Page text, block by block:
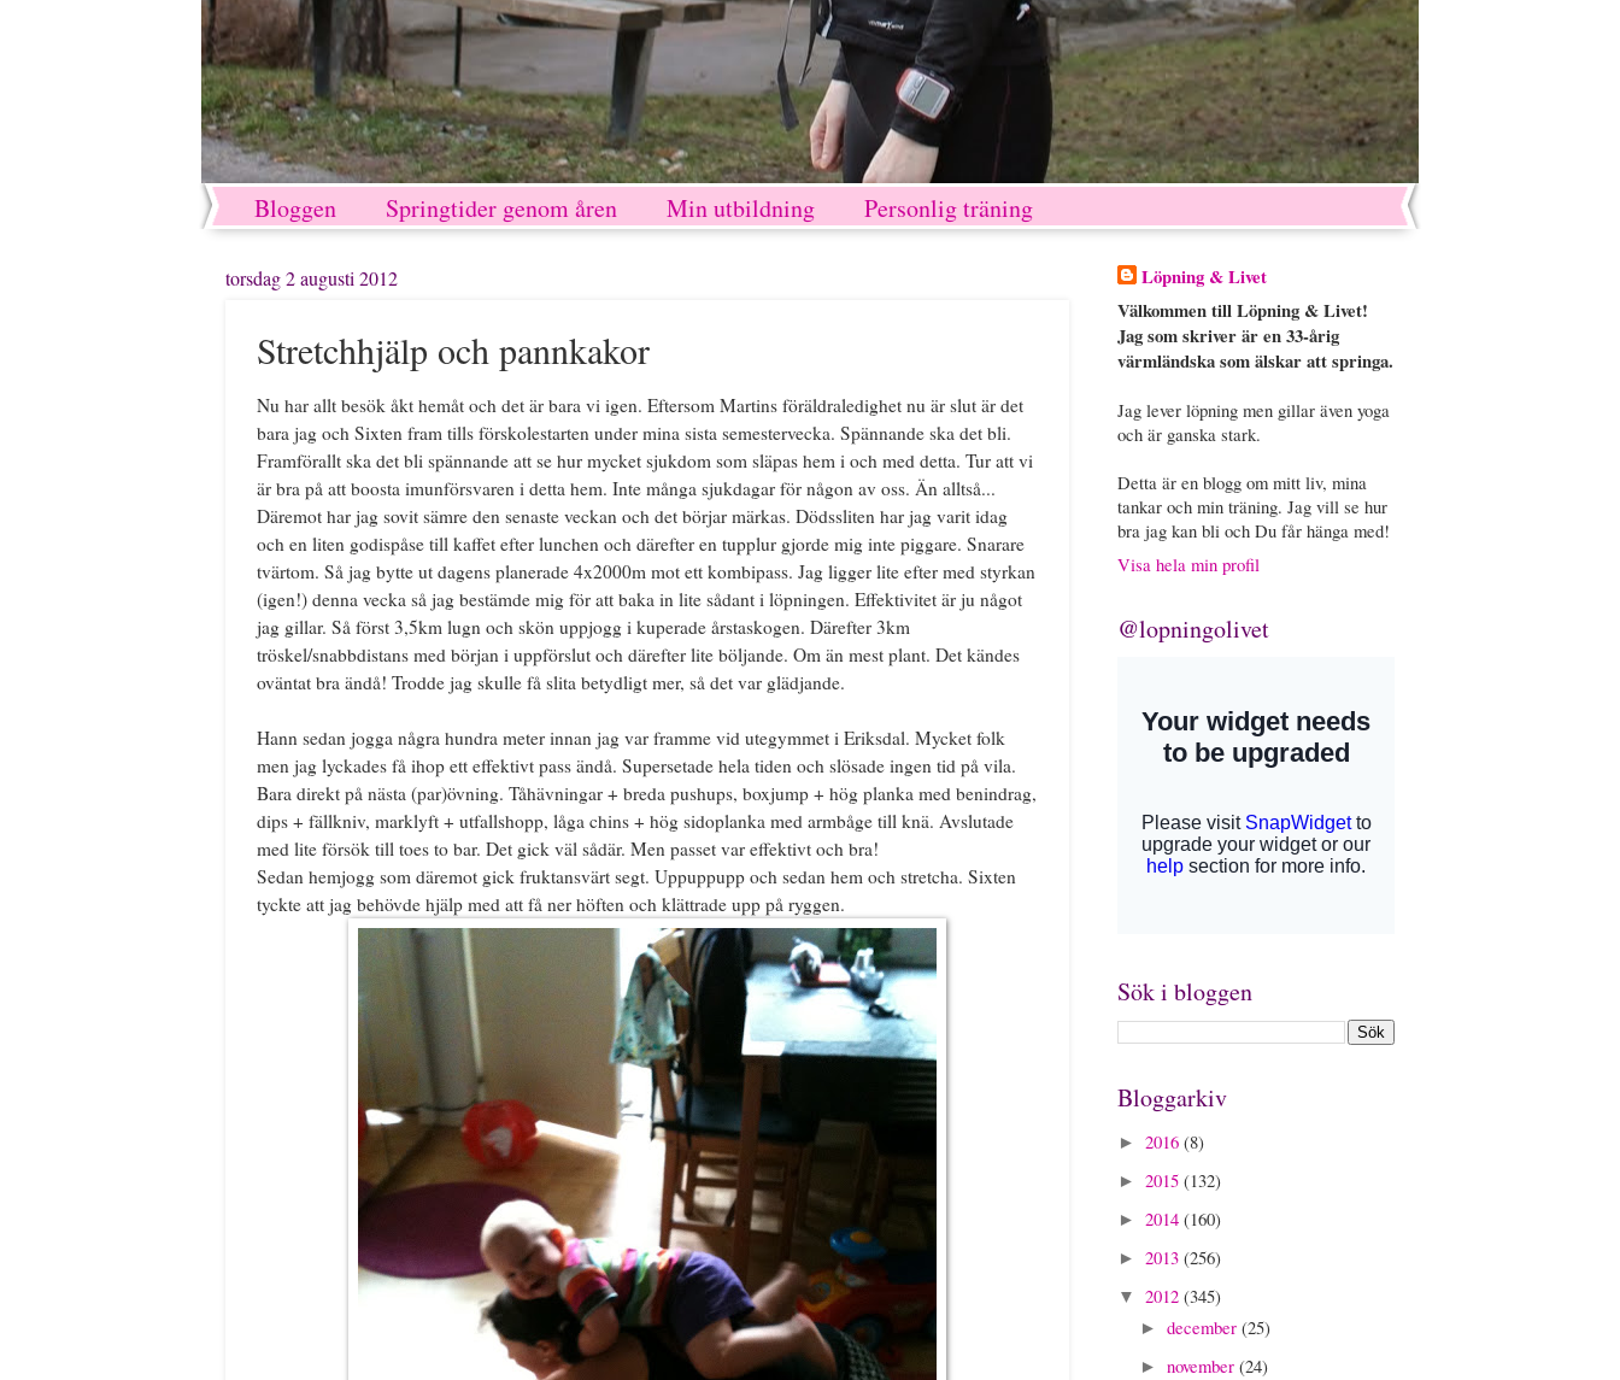
Bloggen Springtider genom åren Min utbildning Personlig träning
torsdag 2 augusti 2012
Stretchhjälp och pannkakor
Nu har allt besök åkt hemåt och det är bara vi igen. Eftersom Martins föräldraledighet nu är slut är det
bara jag och Sixten fram tills förskolestarten under mina sista semestervecka. Spännande ska det bli.
Framförallt ska det bli spännande att se hur mycket sjukdom som släpas hem i och med detta. Tur att vi
är bra på att boosta imunförsvaren i detta hem. Inte många sjukdagar för någon av oss. Än alltså...
Däremot har jag sovit sämre den senaste veckan och det börjar märkas. Dödssliten har jag varit idag
och en liten godispåse till kaffet efter lunchen och därefter en tupplur gjorde mig inte piggare. Snarare
tvärtom. Så jag bytte ut dagens planerade 4x2000m mot ett kombipass. Jag ligger lite efter med styrkan
(igen!) denna vecka så jag bestämde mig för att baka in lite sådant i löpningen. Effektivitet är ju något
jag gillar. Så först 3,5km lugn och skön uppjogg i kuperade årstaskogen. Därefter 3km
tröskel/snabbdistans med början i uppförslut och därefter lite böljande. Om än mest plant. Det kändes
oväntat bra ändå! Trodde jag skulle få slita betydligt mer, så det var glädjande.
Hann sedan jogga några hundra meter innan jag var framme vid utegymmet i Eriksdal. Mycket folk
men jag lyckades få ihop ett effektivt pass ändå. Supersetade hela tiden och slösade ingen tid på vila.
Bara direkt på nästa (par)övning. Tåhävningar + breda pushups, boxjump + hög planka med benindrag,
dips + fällkniv, marklyft + utfallshopp, låga chins + hög sidoplanka med armbåge till knä. Avslutade
med lite försök till toes to bar. Det gick väl sådär. Men passet var effektivt och bra!
Sedan hemjogg som däremot gick fruktansvärt segt. Uppuppupp och sedan hem och stretcha. Sixten
tyckte att jag behövde hjälp med att få ner höften och klättrade upp på ryggen.
Löpning & Livet
Välkommen till Löpning & Livet!
Jag som skriver är en 33-årig
värmländska som älskar att springa.
Jag lever löpning men gillar även yoga
och är ganska stark.
Detta är en blogg om mitt liv, mina
tankar och min träning. Jag vill se hur
bra jag kan bli och Du får hänga med!
Visa hela min profil
@lopningolivet
Sök i bloggen
Bloggarkiv
► 2016 (8)
► 2015 (132)
► 2014 (160)
► 2013 (256)
▼ 2012 (345)
► december (25)
► november (24)